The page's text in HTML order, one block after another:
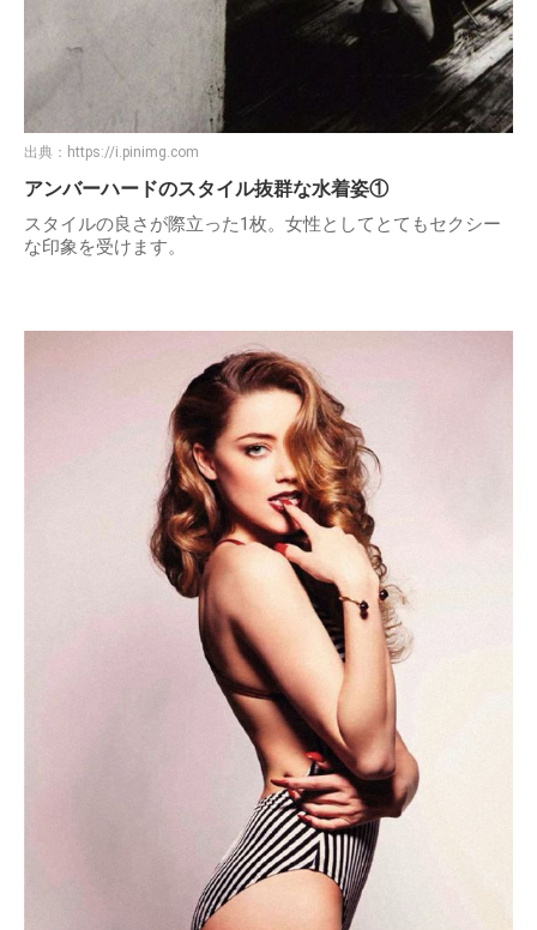
出典： https://i.pinimg.com
アンバーハードのスタイル抜群な水着姿①
スタイルの良さが際立った1枚。女性としてとてもセクシー
な印象を受けます。